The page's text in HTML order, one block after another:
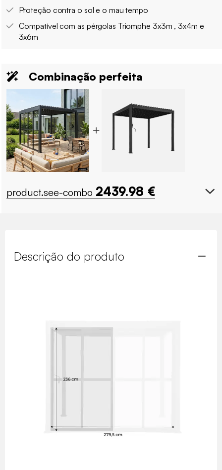
Proteção contra o sol e o mau tempo
Compatível com as pérgolas Triomphe 3x3m , 3x4m e
3x6m
Combinação perfeita
product.see-combo 2439.98 €
Descrição do produto